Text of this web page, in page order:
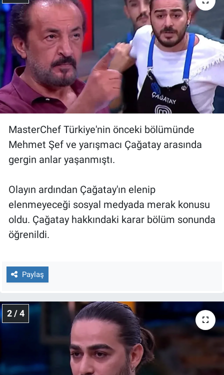
MasterChef Türkiye'nin önceki bölümünde
Mehmet Şef ve yarışmacı Çağatay arasında
gergin anlar yaşanmıştı.
Olayın ardından Çağatay'ın elenip
elenmeyeceği sosyal medyada merak konusu
oldu. Çağatay hakkındaki karar bölüm sonunda
öğrenildi.
Paylaş
2 / 4
Gündem Özel
Günün görüntüsü
Haber
İlan
Kimdir
Koronavirüs
Ne demişti
Nedir
Programlar
Sağlık